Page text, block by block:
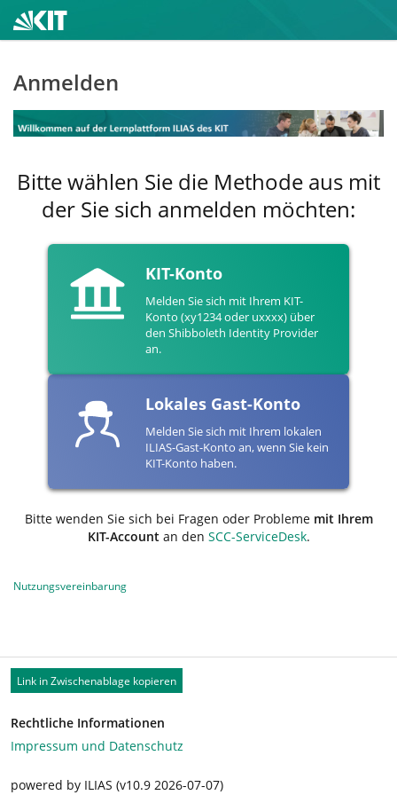
Anmelden
Bitte wählen Sie die Methode aus mit
der Sie sich anmelden möchten:
KIT-Konto
Melden Sie sich mit Ihrem KIT-
Konto (xy1234 oder uxxxx) über
den Shibboleth Identity Provider
an.
Lokales Gast-Konto
Melden Sie sich mit Ihrem lokalen
ILIAS-Gast-Konto an, wenn Sie kein
KIT-Konto haben.
Bitte wenden Sie sich bei Fragen oder Probleme mit Ihrem
KIT-Accountan den SCC-ServiceDesk.
Nutzungsvereinbarung
Link in Zwischenablage kopieren
Rechtliche Informationen
Impressum und Datenschutz
powered by ILIAS (v10.9 2026-07-07)